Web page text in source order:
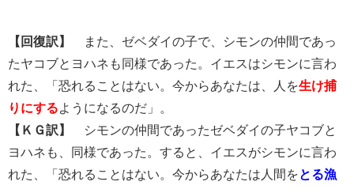
【回復訳】
また、ゼベダイの子で、シモンの仲間であっ
たヤコブとヨハネも同様であった。イエスはシモンに言わ
れた、「恐れることはない。今からあなたは、人を生け捕
りにする ようになるのだ」。
【ＫＧ訳】
シモンの仲間であったゼベダイの子ヤコブと
ヨハネも、同様であった。すると、イエスがシモンに言わ
れた、「恐れることはない。今からあなたは人間を とる漁